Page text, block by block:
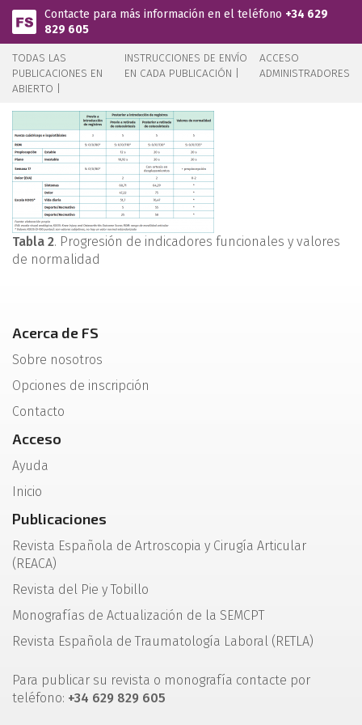
Pasar al contenido principal
Contacte para más información en el teléfono +34 629
829 605
TODAS LAS
PUBLICACIONES EN
ABIERTO |
INSTRUCCIONES DE ENVÍO
EN CADA PUBLICACIÓN |
ACCESO
ADMINISTRADORES
Tabla 2. Progresión de indicadores funcionales y valores
de normalidad
Acerca de FS
Sobre nosotros
Opciones de inscripción
Contacto
Acceso
Ayuda
Inicio
Publicaciones
Revista Española de Artroscopia y Cirugía Articular
(REACA)
Revista del Pie y Tobillo
Monografías de Actualización de la SEMCPT
Revista Española de Traumatología Laboral (RETLA)
Para publicar su revista o monografía contacte por
teléfono: +34 629 829 605